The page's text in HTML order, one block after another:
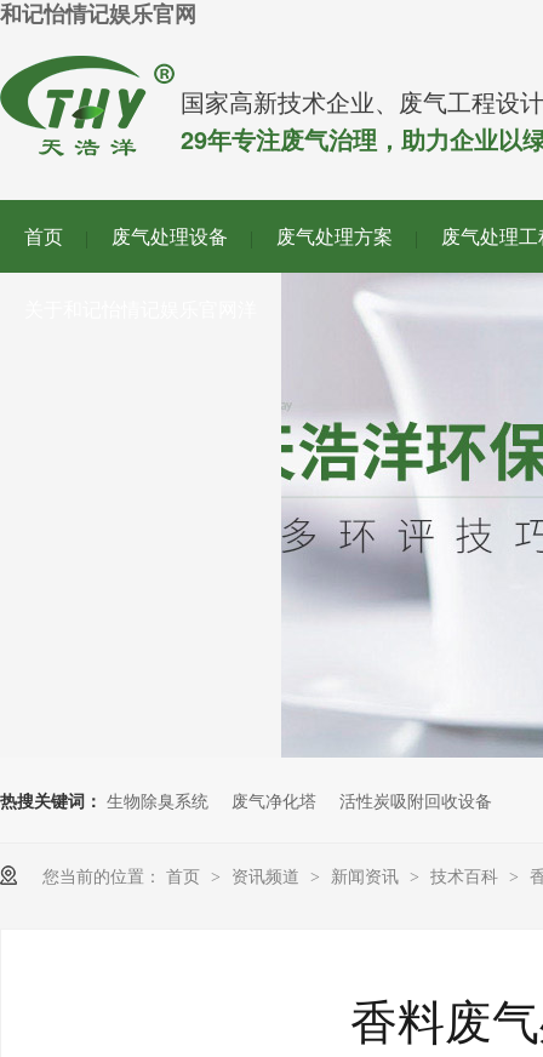
和记怡情记娱乐官网
国家高新技术企业、废气工程设
29年专注废气治理，助力企业以
首页 废气处理设备 废气处理方案 废气处理
热搜关键词： 生物除臭系统 废气净化塔 活性炭吸附回收设备
您当前的位置： 首页 > 资讯频道 > 新闻资讯 > 技术百科 >
香料废